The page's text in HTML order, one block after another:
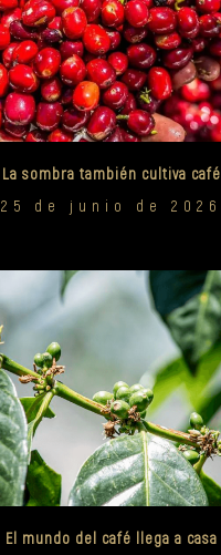
La sombra también cultiva café
25 de junio de 2026
El mundo del café llega a casa